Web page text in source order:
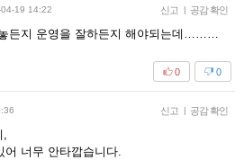
19 14:22 신고 | 공감 확인
든지 운영을 잘하든지 해야되는데………
0
0
신고 | 공감 확인
,
어 너무 안타깝습니다.